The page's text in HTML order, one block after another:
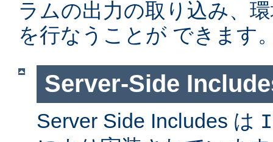
ラムの出力の取り込み、
を行なうことが できます
Server-Side
Server Side Includes は